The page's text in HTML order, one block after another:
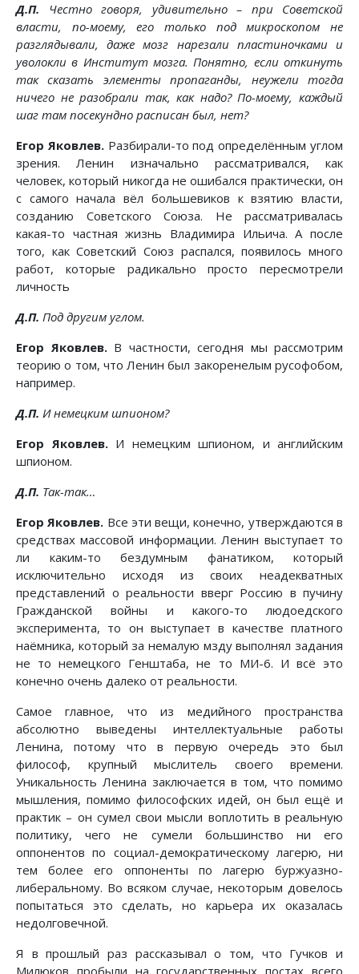
Д.П.
Честно говоря, удивительно – при Советской
власти, по-моему, его только под микроскопом не
разглядывали, даже мозг нарезали пластиночками и
уволокли в Институт мозга. Понятно, если откинуть
так сказать элементы пропаганды, неужели тогда
ничего не разобрали так, как надо? По-моему, каждый
шаг там посекундно расписан был, нет?
Егор Яковлев.Разбирали-то под определённым углом
зрения. Ленин изначально рассматривался, как
человек, который никогда не ошибался практически, он
с самого начала вёл большевиков к взятию власти,
созданию Советского Союза. Не рассматривалась
какая-то частная жизнь Владимира Ильича. А после
того, как Советский Союз распался, появилось много
работ, которые радикально просто пересмотрели
личность
Д.П. Под другим углом.
Егор Яковлев.В частности, сегодня мы рассмотрим
теорию о том, что Ленин был закоренелым русофобом,
например.
Д.П. И немецким шпионом?
Егор Яковлев.И немецким шпионом, и английским
шпионом.
Д.П. Так-так…
Егор Яковлев. Все эти вещи, конечно, утверждаются в
средствах массовой информации. Ленин выступает то
ли каким-то бездумным фанатиком, который
исключительно исходя из своих неадекватных
представлений о реальности вверг Россию в пучину
Гражданской войны и какого-то людоедского
эксперимента, то он выступает в качестве платного
наёмника, который за немалую мзду выполнял задания
не то немецкого Генштаба, не то МИ-6. И всё это
конечно очень далеко от реальности.
Самое главное, что из медийного пространства
абсолютно выведены интеллектуальные работы
Ленина, потому что в первую очередь это был
философ, крупный мыслитель своего времени.
Уникальность Ленина заключается в том, что помимо
мышления, помимо философских идей, он был ещё и
практик – он сумел свои мысли воплотить в реальную
политику, чего не сумели большинство ни его
оппонентов по социал-демократическому лагерю, ни
тем более его оппоненты по лагерю буржуазно-
либеральному. Во всяком случае, некоторым довелось
попытаться это сделать, но карьера их оказалась
недолговечной.
Я в прошлый раз рассказывал о том, что Гучков и